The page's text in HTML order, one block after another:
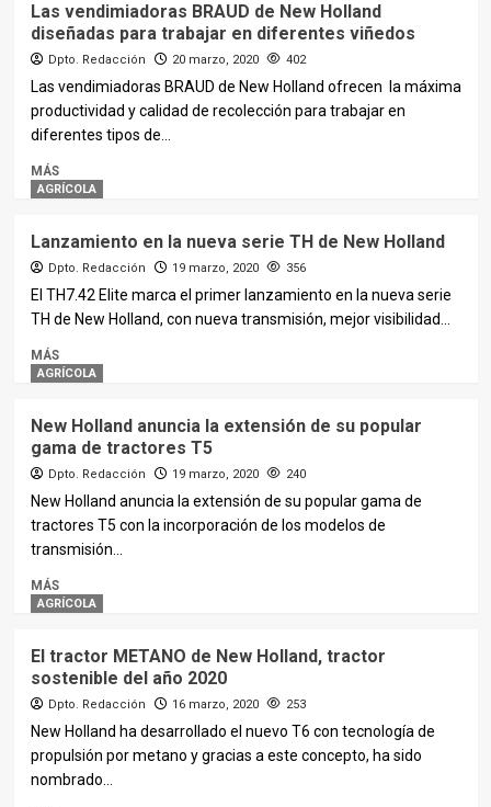
Las vendimiadoras BRAUD de New Holland
diseñadas para trabajar en diferentes viñedos
Dpto. Redacción 20 marzo, 2020 402
Las vendimiadoras BRAUD de New Holland ofrecen la máxima
productividad y calidad de recolección para trabajar en
diferentes tipos de...
MÁS
AGRÍCOLA
Lanzamiento en la nueva serie TH de New Holland
Dpto. Redacción 19 marzo, 2020 356
El TH7.42 Elite marca el primer lanzamiento en la nueva serie
TH de New Holland, con nueva transmisión, mejor visibilidad...
MÁS
AGRÍCOLA
New Holland anuncia la extensión de su popular
gama de tractores T5
Dpto. Redacción 19 marzo, 2020 240
New Holland anuncia la extensión de su popular gama de
tractores T5 con la incorporación de los modelos de
transmisión...
MÁS
AGRÍCOLA
El tractor METANO de New Holland, tractor
sostenible del año 2020
Dpto. Redacción 16 marzo, 2020 253
New Holland ha desarrollado el nuevo T6 con tecnología de
propulsión por metano y gracias a este concepto, ha sido
nombrado...